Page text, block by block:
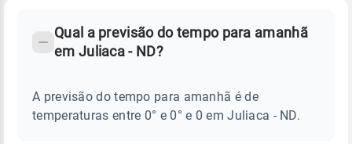
JULIACA
Perguntas
sobre
chuva
Qual a previsão do tempo para amanhã
em Juliaca - ND?
A previsão do tempo para amanhã é de
temperaturas entre 0° e 0° e 0 em Juliaca - ND.